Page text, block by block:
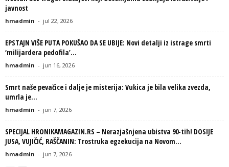
javnost
hmadmin - jul 22, 2026
EPSTAJN VIŠE PUTA POKUŠAO DA SE UBIJE: Novi detalji iz istrage smrti
‘milijardera pedofila’...
hmadmin - jun 16, 2026
Smrt naše pevačice i dalje je misterija: Vukica je bila velika zvezda,
umrla je...
hmadmin - jun 7, 2026
SPECIJAL HRONIKAMAGAZIN.RS – Nerazjašnjena ubistva 90-tih! DOSIJE
JUSA, VUJIČIĆ, RAŠČANIN: Trostruka egzekucija na Novom...
hmadmin - jun 7, 2026